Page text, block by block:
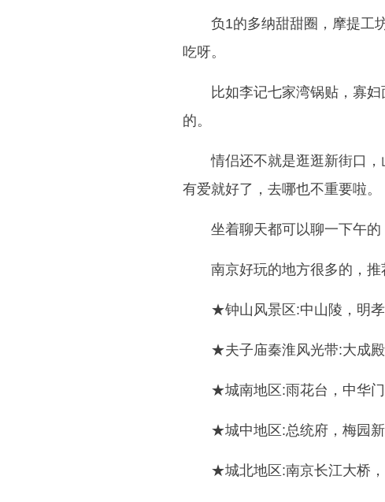
负1的多纳甜甜圈，摩提工
吃呀。
比如李记七家湾锅贴，寡
的。
情侣还不就是逛逛新街口
有爱就好了，去哪也不重要啦。
坐着聊天都可以聊一下午的
南京好玩的地方很多的，
★钟山风景区:中山陵，明
★夫子庙秦淮风光带:大成
★城南地区:雨花台，中华
★城中地区:总统府，梅园
★城北地区:南京长江大桥